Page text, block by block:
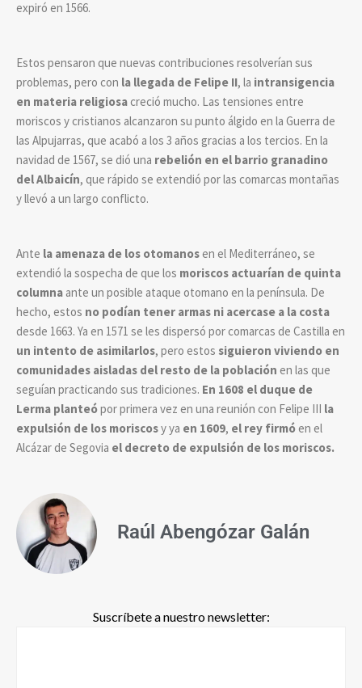
expiró en 1566.
Estos pensaron que nuevas contribuciones resolverían sus
problemas, pero con la llegada de Felipe II, la intransigencia
en materia religiosacreció mucho. Las tensiones entre
moriscos y cristianos alcanzaron su punto álgido en la Guerra de
las Alpujarras, que acabó a los 3 años gracias a los tercios. En la
navidad de 1567, se dió una rebelión en el barrio granadino
del Albaicín, que rápido se extendió por las comarcas montañas
y llevó a un largo conflicto.
Ante la amenaza de los otomanosen el Mediterráneo, se
extendió la sospecha de que los moriscos actuarían de quinta
columna ante un posible ataque otomano en la península. De
hecho, estos no podían tener armas ni acercase a la costa
desde 1663. Ya en 1571 se les dispersó por comarcas de Castilla en
un intento de asimilarlos, pero estos siguieron viviendo en
comunidades aisladas del resto de la población en las que
seguían practicando sus tradiciones. En 1608 el duque de
Lerma planteópor primera vez en una reunión con Felipe III la
expulsión de los moriscosy ya en 1609, el rey firmóen el
Alcázar de Segovia el decreto de expulsión de los moriscos.
Raúl Abengózar Galán
Suscríbete a nuestro newsletter: